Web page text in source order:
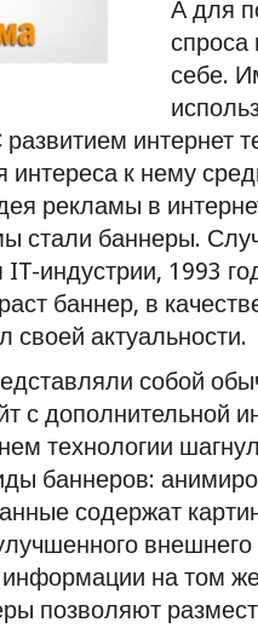
А для
спроса
себе.
интернет
к нему
рекламы в
стали баннеры.
индустрии, 1993
баннер, в
своей актуальности.
собой
с дополнительной
технологии
баннеров:
содержат
на том
позволяют